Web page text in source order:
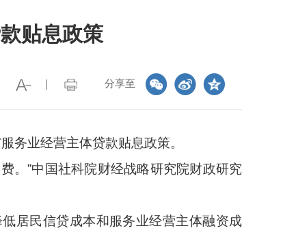
贴息政策
分享至
务业经营主体贷款贴息政策。
。”中国社科院财经战略研究院财政研究
居民信贷成本和服务业经营主体融资成